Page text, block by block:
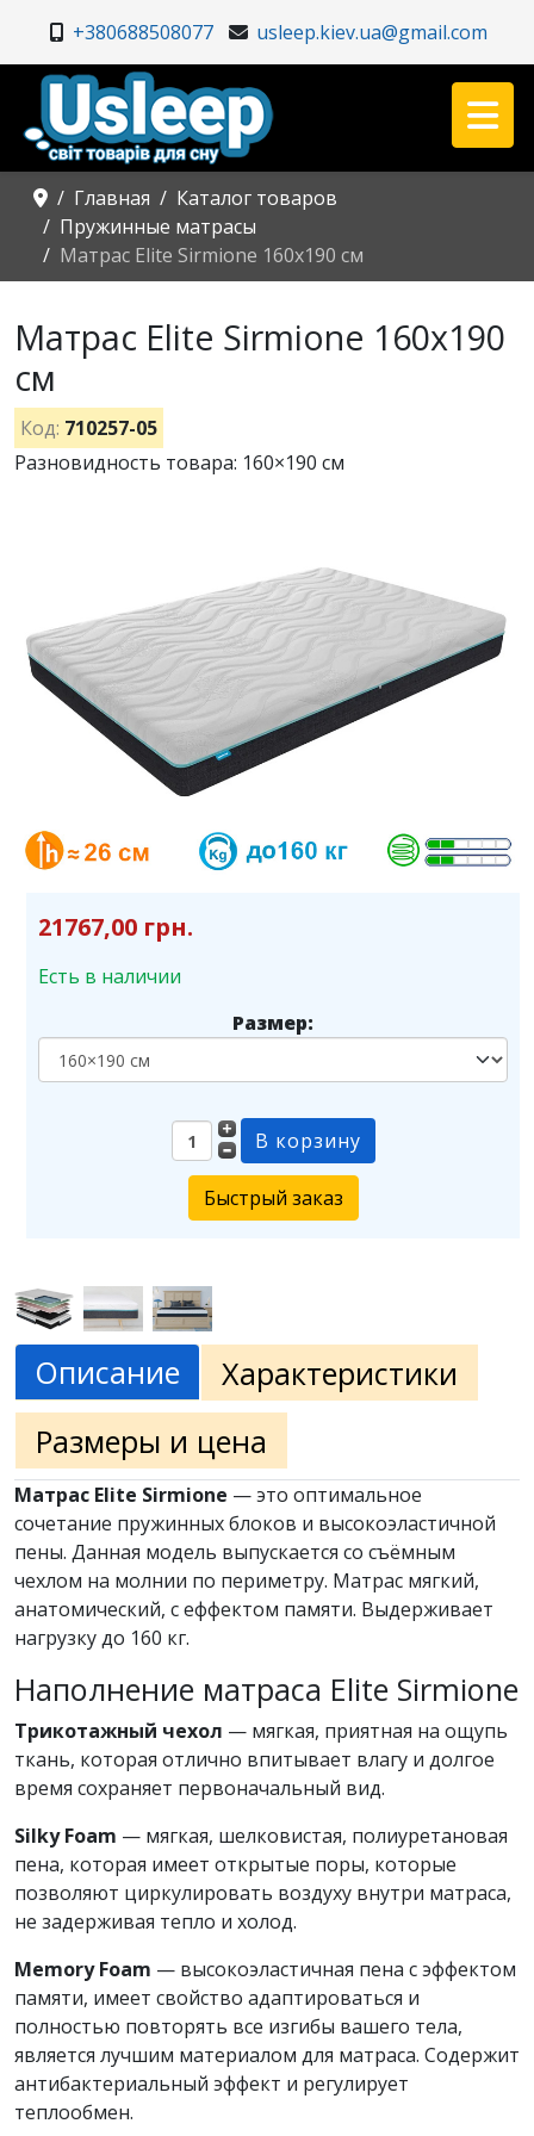
+380688508077 usleep.kiev.ua@gmail.com
Главная
Каталог товаров
Пружинные матрасы
Матрас Elite Sirmione 160x190 см
Матрас Elite Sirmione 160x190
см
Код: 710257-05
Разновидность товара: 160×190 см
21767,00 грн.
Есть в наличии
Размер:
Быстрый заказ
Описание
Характеристики
Размеры и цена
Матрас Elite Sirmione — это оптимальное
сочетание пружинных блоков и высокоэластичной
пены. Данная модель выпускается со съёмным
чехлом на молнии по периметру. Матрас мягкий,
анатомический, с еффектом памяти. Выдерживает
нагрузку до 160 кг.
Наполнение матраса Elite Sirmione
Трикотажный чехол — мягкая, приятная на ощупь
ткань, которая отлично впитывает влагу и долгое
время сохраняет первоначальный вид.
Silky Foam — мягкая, шелковистая, полиуретановая
пена, которая имеет открытые поры, которые
позволяют циркулировать воздуху внутри матраса,
не задерживая тепло и холод.
Memory Foam — высокоэластичная пена с эффектом
памяти, имеет свойство адаптироваться и
полностью повторять все изгибы вашего тела,
является лучшим материалом для матраса. Содержит
антибактериальный эффект и регулирует
теплообмен.